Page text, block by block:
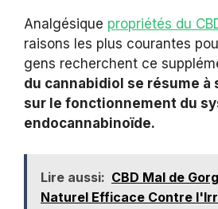
Analgésique propriétés du
raisons les plus courantes
gens recherchent ce
du cannabidiol se résume à
sur le fonctionnement du
endocannabinoïde.
Lire aussi: CBD Mal de
Naturel Efficace Contre